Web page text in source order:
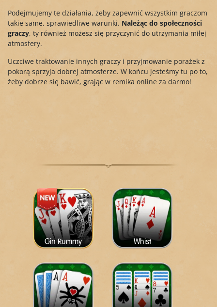
Podejmujemy te działania, żeby zapewnić wszystkim graczom
takie same, sprawiedliwe warunki. Należąc do społeczności
graczy, ty również możesz się przyczynić do utrzymania miłej
atmosfery.
Uczciwe traktowanie innych graczy i przyjmowanie porażek z
pokorą sprzyja dobrej atmosferze. W końcu jesteśmy tu po to,
żeby dobrze się bawić, grając w remika online za darmo!
Gin Rummy Whist